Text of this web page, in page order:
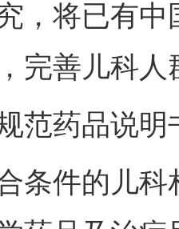
，将已有
完善儿科
药品说明
件的儿科